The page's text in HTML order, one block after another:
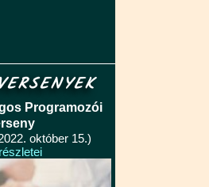
Programozói
október 15.)